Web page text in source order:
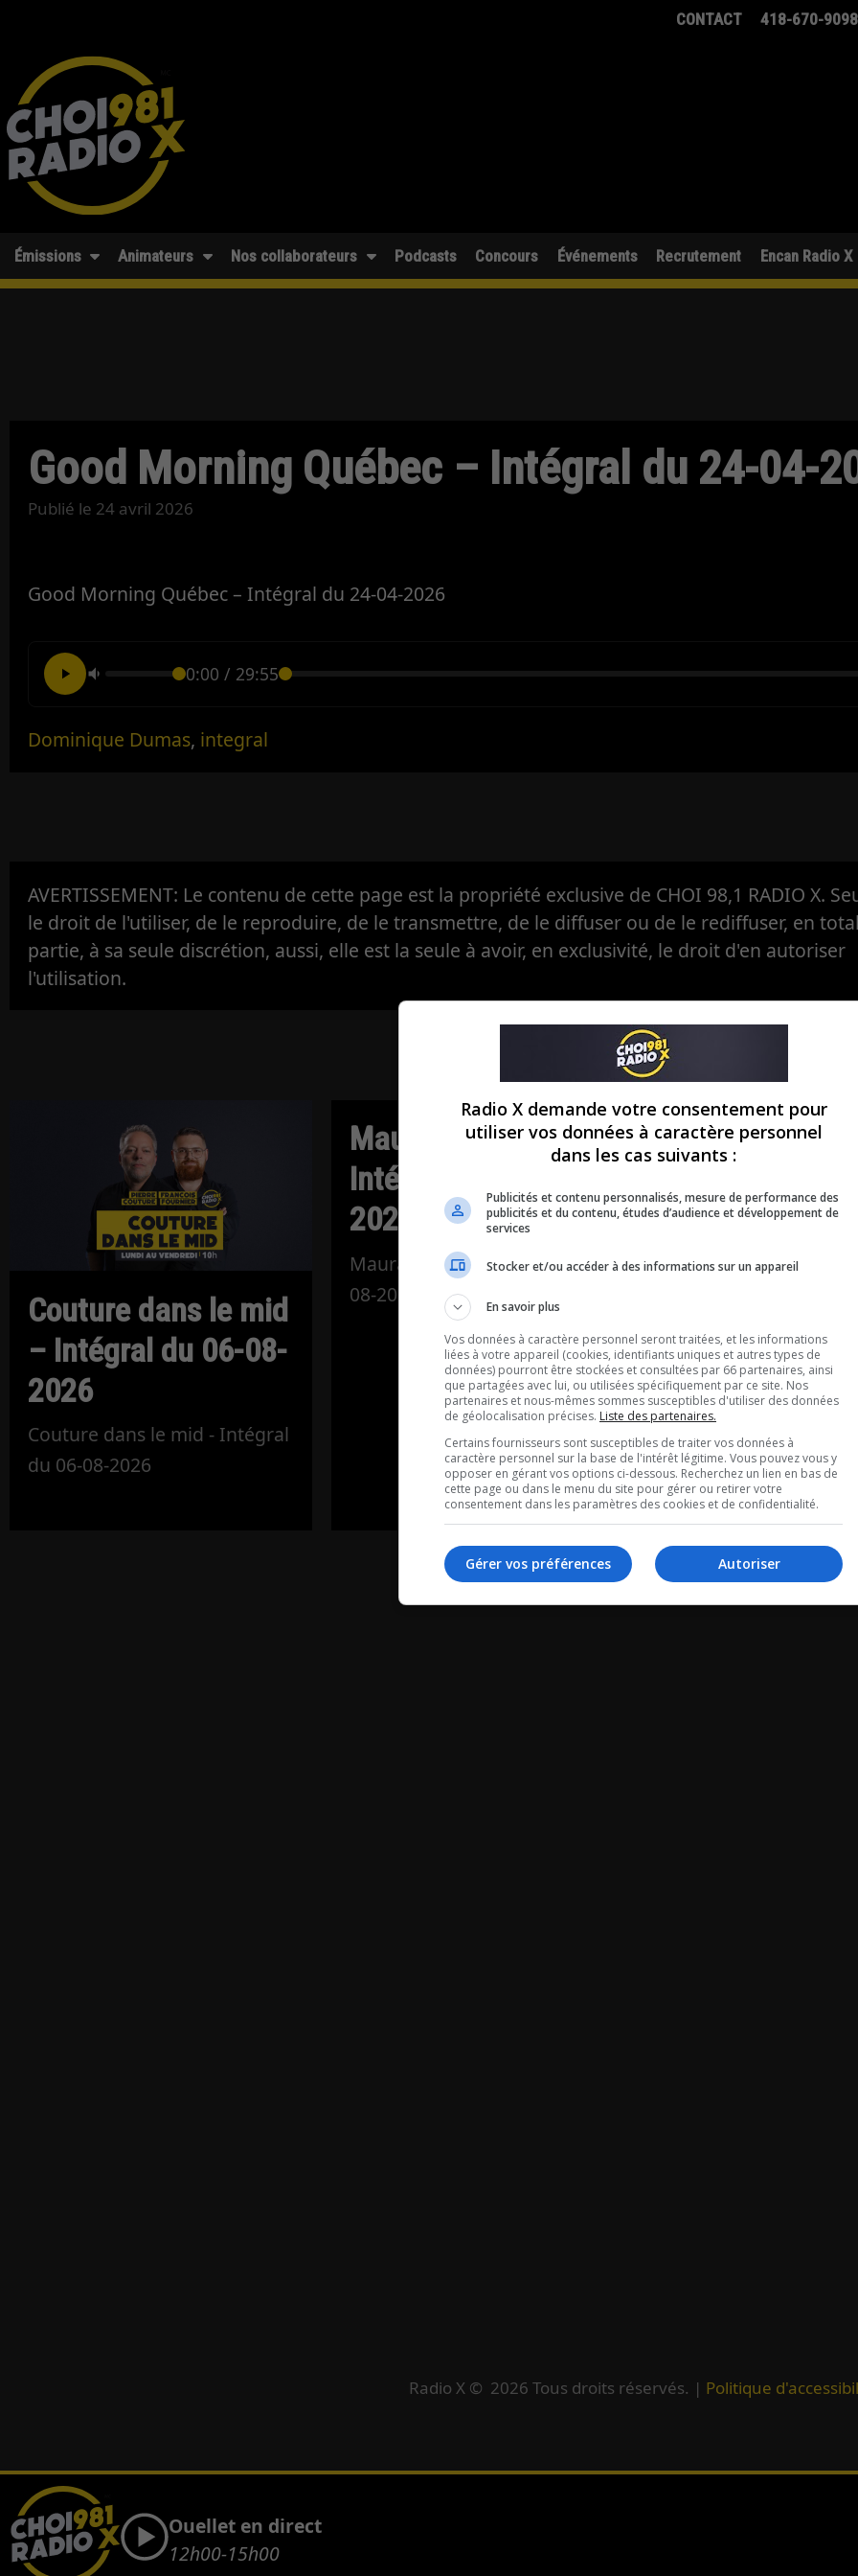
CONTACT 418-670-9098
Émissions Animateurs Nos collaborateurs Podcasts Concours Événements Recrutement Encan Radio X
Good Morning Québec – Intégral du 24-04-
Publié le 24 avril 2026
Good Morning Québec – Intégral du 24-04-2026
0:00 / 29:55
Dominique Dumas, integral
AVERTISSEMENT: Le contenu de cette page est la propriété exclusive de CHOI 98,1 RADIO X.
le droit de l'utiliser, de le reproduire, de le transmettre, de le diffuser ou de le rediffuser, en
partie, à sa seule discrétion, aussi, elle est la seule à avoir, en exclusivité, le droit d'en autoriser
l'utilisation.
Couture dans le mid
– Intégral du 06-08-
2026
Couture dans le mid - Intégral
du 06-08-2026
Maurais Live –
Intégral du 06-08-
2026
Maurais Live - Intégral du 06-
08-2026
Le Carbo
2026
Le Carbo Show -
Radio X © 2026 Tous droits réservés. | Politique
Ouellet en direct
12h00-15h00
Radio X demande votre consentement pour
utiliser vos données à caractère personnel
dans les cas suivants :
Publicités et contenu personnalisés, mesure de performance des
publicités et du contenu, études d’audience et développement de
services
Stocker et/ou accéder à des informations sur un appareil
En savoir plus
Vos données à caractère personnel seront traitées, et les informations
liées à votre appareil (cookies, identifiants uniques et autres types de
données) pourront être stockées et consultées par 66 partenaires, ainsi
que partagées avec lui, ou utilisées spécifiquement par ce site. Nos
partenaires et nous-mêmes sommes susceptibles d'utiliser des données
de géolocalisation précises. Liste des partenaires.
Certains fournisseurs sont susceptibles de traiter vos données à
caractère personnel sur la base de l'intérêt légitime. Vous pouvez vous y
opposer en gérant vos options ci-dessous. Recherchez un lien en bas de
cette page ou dans le menu du site pour gérer ou retirer votre
consentement dans les paramètres des cookies et de confidentialité.
Autoriser
Gérer vos préférences